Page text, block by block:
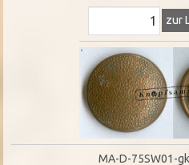
zur
MA-D-75SW01-